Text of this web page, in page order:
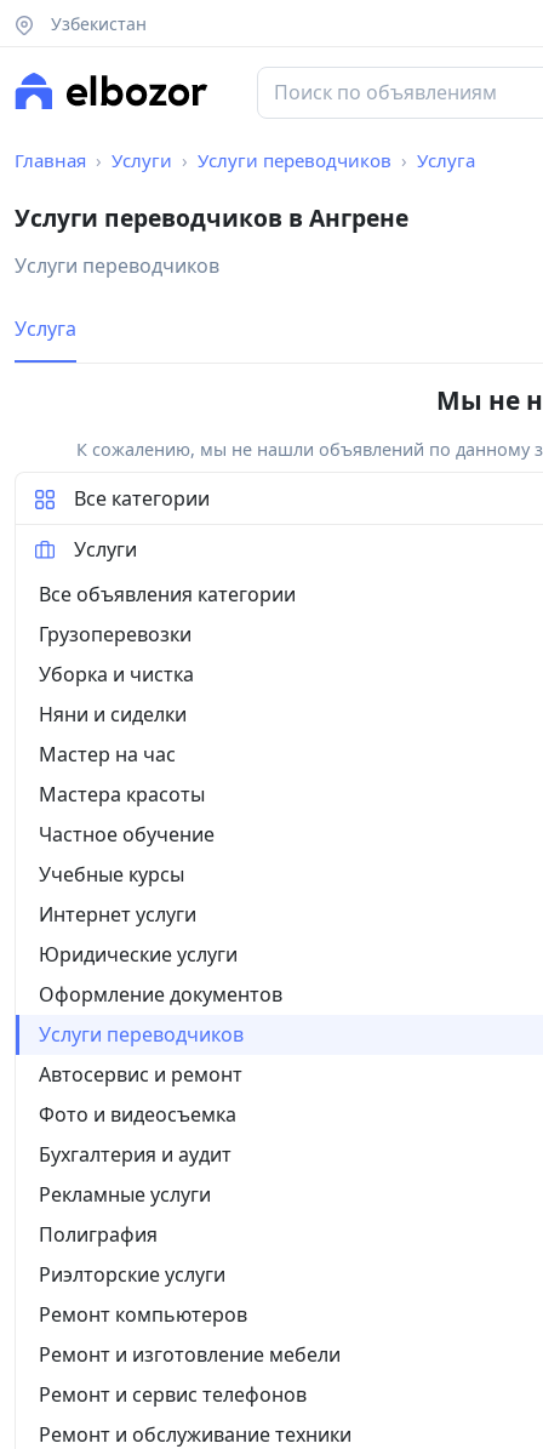
Узбекистан
Главная Услуги Услуги переводчиков Услуга
Услуги переводчиков в Ангрене
Услуги переводчиков
Услуга
Мы не
К сожалению, мы не нашли объявлений по данному
Все категории
Услуги
Все объявления категории
Грузоперевозки
Уборка и чистка
Няни и сиделки
Мастер на час
Мастера красоты
Частное обучение
Учебные курсы
Интернет услуги
Юридические услуги
Оформление документов
Услуги переводчиков
Автосервис и ремонт
Фото и видеосъемка
Бухгалтерия и аудит
Рекламные услуги
Полиграфия
Риэлторские услуги
Ремонт компьютеров
Ремонт и изготовление мебели
Ремонт и сервис телефонов
Ремонт и обслуживание техники